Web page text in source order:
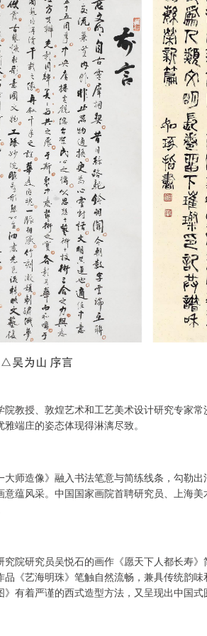
教授、敦煌艺术和工艺美术设计研究专家
端庄的姿态体现得淋漓尽致。
师造像》融入书法笔意与简练线条，勾勒
蕴风采。中国国家画院首聘研究员、上海
院研究员吴悦石的画作《愿天下人都长寿
《艺海明珠》笔触自然流畅，兼具传统韵
有着严谨的西式造型方法，又呈现出中国式